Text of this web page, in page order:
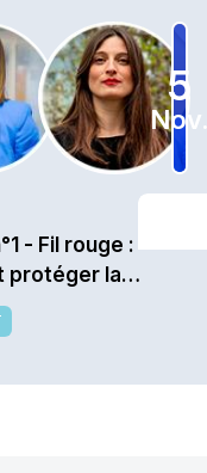
5
Nov.
- Fil rouge :
protéger la
la promesse
dans un monde